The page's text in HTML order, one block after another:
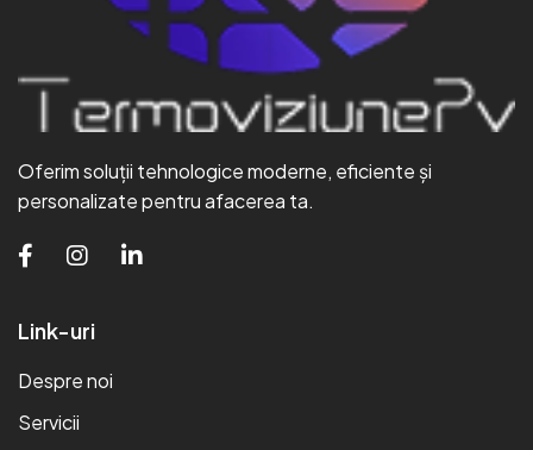
Oferim soluții tehnologice moderne, eficiente și
personalizate pentru afacerea ta.
Link-uri
Despre noi
Servicii